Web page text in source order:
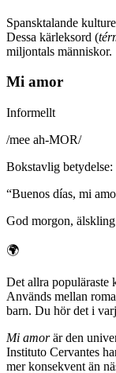
Spansktalande
Dessa kärleksord (
miljontals människor.
Mi amor
Informellt
/mee ah-MOR/
Bokstavlig betydelse:
“Buenos días, mi
God morgon,
🌍
Det allra populäraste
Används mellan
barn. Du hör det i
Mi amorär den
Instituto Cervantes
mer konsekvent än